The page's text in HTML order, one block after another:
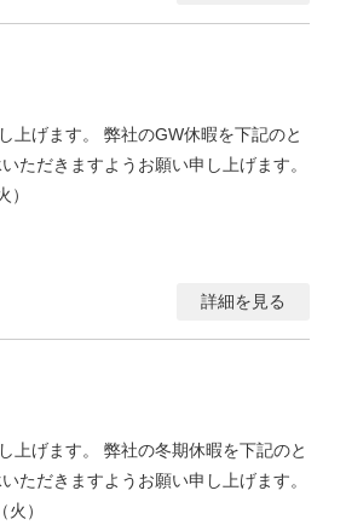
上げます。 弊社のGW休暇を下記のと
ただきますようお願い申し上げます。
詳細を見る
上げます。 弊社の冬期休暇を下記のと
ただきますようお願い申し上げます。
）